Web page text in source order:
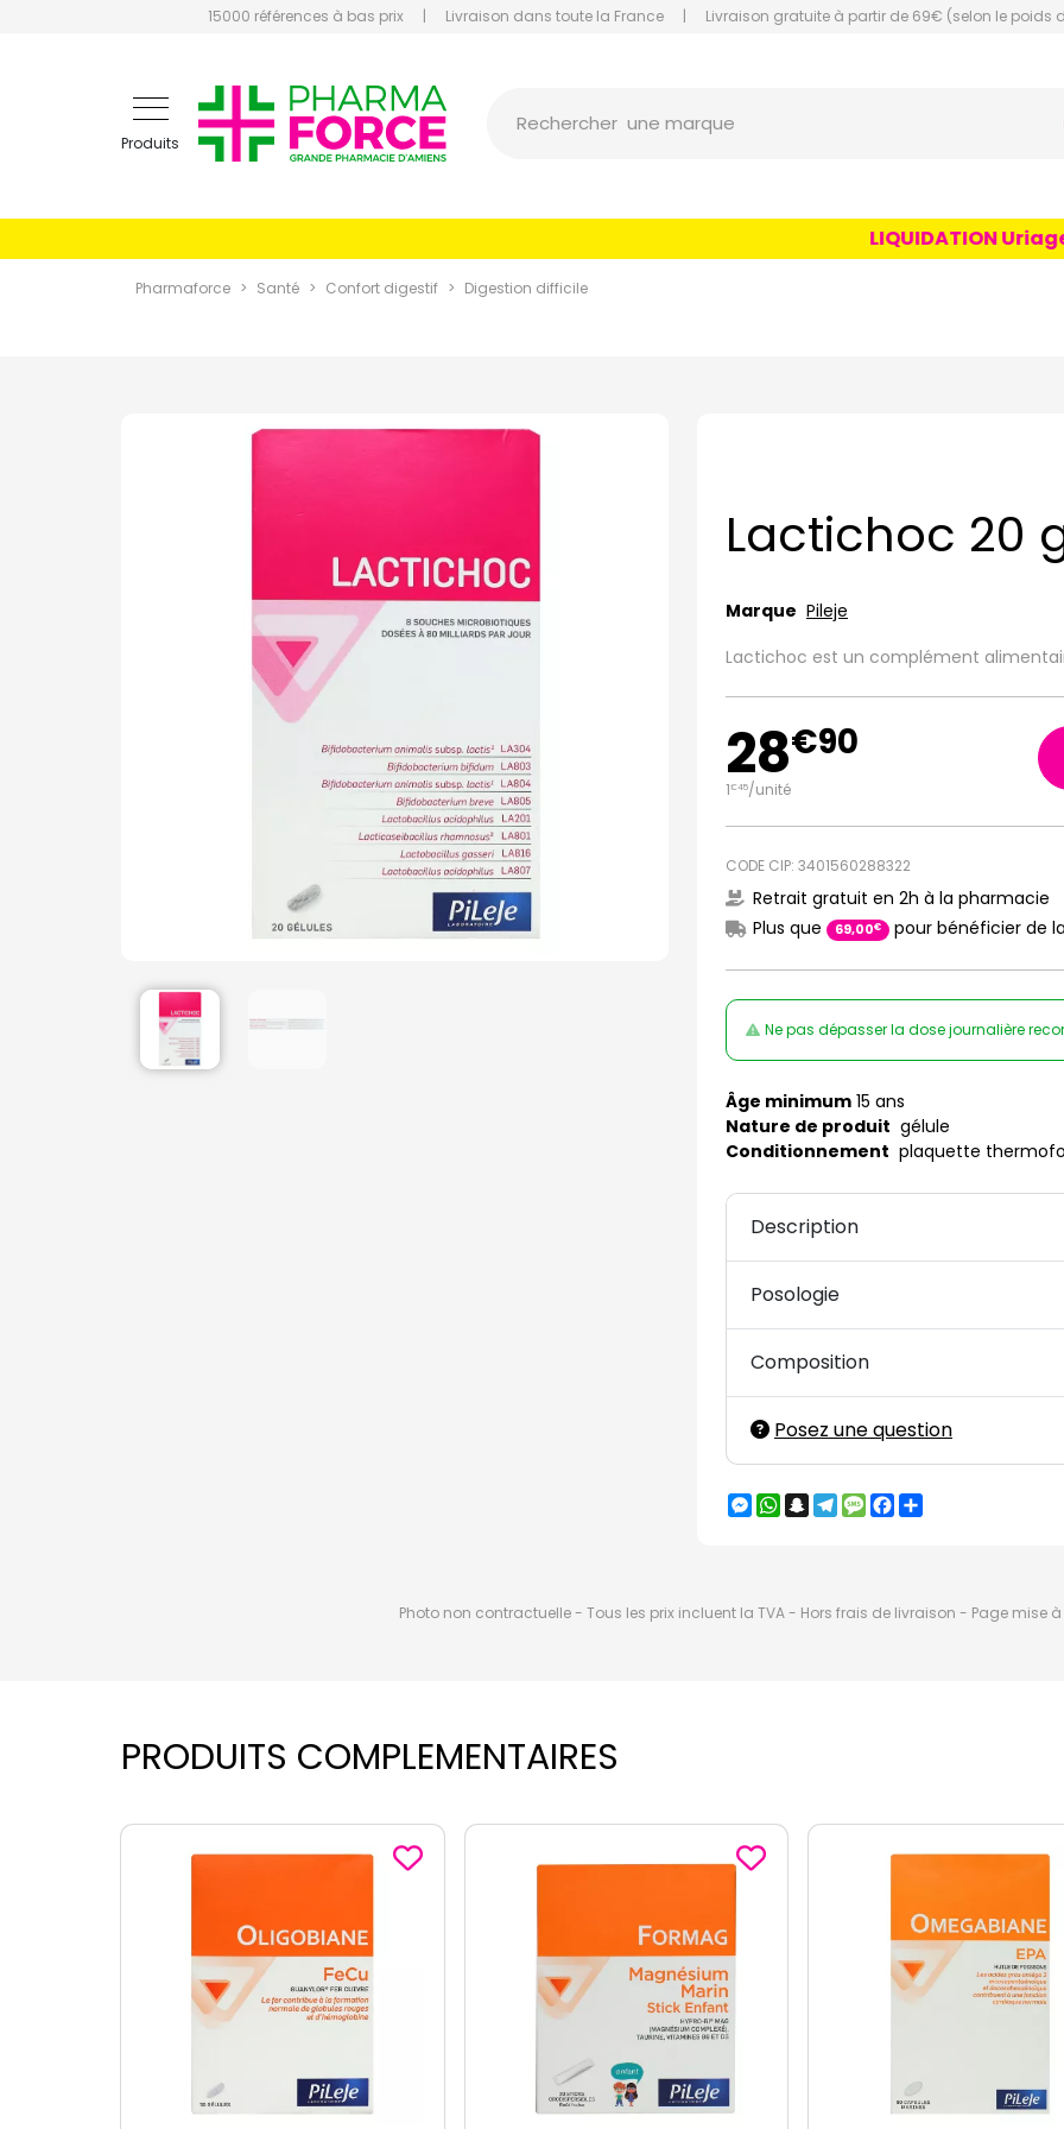
15000 références à bas prix | Livraison dans toute la France | Livraison gratuite à partir de 69€ (selon le poids
Produits
Rechercher
LIQUIDATION Uriage
Pharmaforce Santé Confort digestif Digestion difficile
Lactichoc 20
Marque Pileje
Lactichoc est un complément
28€90
1€45/unité
CODE CIP: 3401560288322
Retrait gratuit en 2h à la pharmacie
Plus que
69,00€ pour bénéficier de
Ne pas dépasser la dose journalière
Âge minimum 15 ans
Nature de produit gélule
Conditionnement plaquette
Description
Posologie
Composition
Posez une question
Messenger
WhatsApp
Snapchat
Telegram
MessageFacebook
Photo non contractuelle - Tous les prix incluent la TVA - Hors frais de livraison - Page mise
PRODUITS COMPLEMENTAIRES